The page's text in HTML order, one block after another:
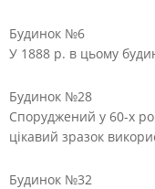
Будинок №6
У 1888 р. в цьому
Будинок №28
Споруджений у 60-х
цікавий зразок
Будинок №32